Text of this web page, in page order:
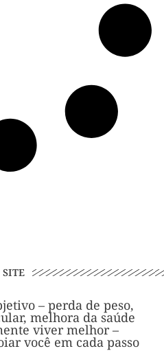
SITE
– perda de peso,
melhora da saúde
viver melhor –
você em cada passo